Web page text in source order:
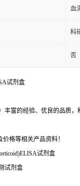
血
科
否
试剂盒
丰富的经验、优良的品质
格等相关产品资料！
试剂盒
试剂盒